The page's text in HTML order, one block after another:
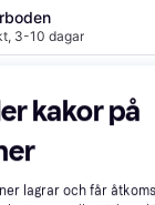
, 3-10 dagar
kakor på
lagrar och får